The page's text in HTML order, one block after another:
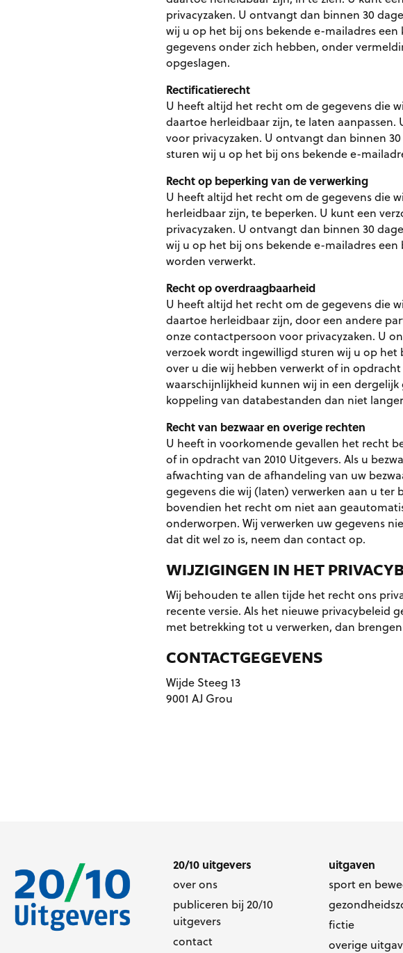
privacyzaken. U ontvangt dan binnen 30
wij u op het bij ons bekende e-mailadres
gegevens onder zich hebben, onder
opgeslagen.
Rectificatierecht
U heeft altijd het recht om de gegevens die
daartoe herleidbaar zijn, te laten
voor privacyzaken. U ontvangt dan binnen
sturen wij u op het bij ons bekende e-
Recht op beperking van de verwerking
U heeft altijd het recht om de gegevens die
herleidbaar zijn, te beperken. U kunt een
privacyzaken. U ontvangt dan binnen 30
wij u op het bij ons bekende e-mailadres
worden verwerkt.
Recht op overdraagbaarheid
U heeft altijd het recht om de gegevens die
daartoe herleidbaar zijn, door een andere
onze contactpersoon voor privacyzaken. U
verzoek wordt ingewilligd sturen wij u op
over u die wij hebben verwerkt of in
waarschijnlijkheid kunnen wij in een
koppeling van databestanden dan niet
Recht van bezwaar en overige rechten
U heeft in voorkomende gevallen het recht
of in opdracht van 2010 Uitgevers. Als u
afwachting van de afhandeling van uw
gegevens die wij (laten) verwerken aan u ter
bovendien het recht om niet aan
onderworpen. Wij verwerken uw gegevens
dat dit wel zo is, neem dan contact op.
WIJZIGINGEN IN HET
Wij behouden te allen tijde het recht ons
recente versie. Als het nieuwe privacybeleid
met betrekking tot u verwerken, dan
CONTACTGEGEVENS
Wijde Steeg 13
9001 AJ Grou
20/10 uitgevers
over ons
publiceren bij 20/10
uitgevers
contact
uitgaven
sport en
fictie
overige